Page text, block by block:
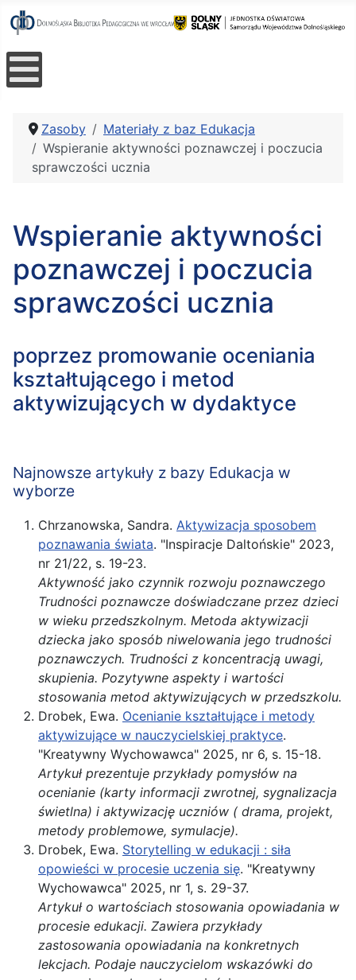
Zasoby
Materiały z baz Edukacja
Wspieranie aktywności poznawczej i poczucia
sprawczości ucznia
Wspieranie aktywności
poznawczej i poczucia
sprawczości ucznia
poprzez promowanie oceniania
kształtującego i metod
aktywizujących w dydaktyce
Najnowsze artykuły z bazy Edukacja w
wyborze
Chrzanowska, Sandra. Aktywizacja sposobem
poznawania świata. "Inspiracje Daltońskie" 2023,
nr 21/22, s. 19-23.
Aktywność jako czynnik rozwoju poznawczego
Trudności poznawcze doświadczane przez dzieci
w wieku przedszkolnym. Metoda aktywizacji
dziecka jako sposób niwelowania jego trudności
poznawczych. Trudności z koncentracją uwagi,
skupienia. Pozytywne aspekty i wartości
stosowania metod aktywizujących w przedszkolu.
Drobek, Ewa. Ocenianie kształtujące i metody
aktywizujące w nauczycielskiej praktyce.
"Kreatywny Wychowawca" 2025, nr 6, s. 15-18.
Artykuł prezentuje przykłady pomysłów na
ocenianie (karty informacji zwrotnej, sygnalizacja
świetlna) i aktywizację uczniów ( drama, projekt,
metody problemowe, symulacje).
Drobek, Ewa. Storytelling w edukacji : siła
opowieści w procesie uczenia się. "Kreatywny
Wychowawca" 2025, nr 1, s. 29-37.
Artykuł o wartościach stosowania opowiadania w
procesie edukacji. Zawiera przykłady
zastosowania opowiadania na konkretnych
lekcjach. Podaje nauczycielom wskazówki do